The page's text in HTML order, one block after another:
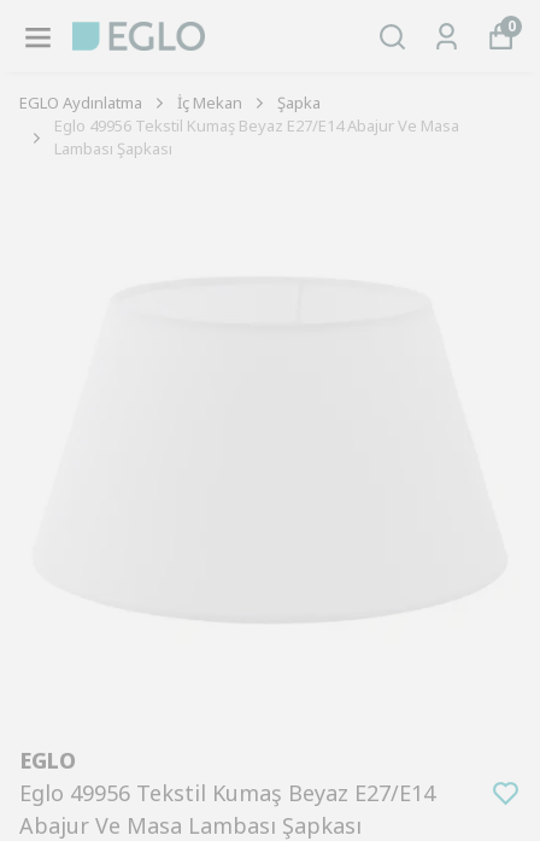
0
EGLO Aydınlatma İç Mekan
Şapka
Eglo 49956 Tekstil Kumaş Beyaz E27/E14 Abajur Ve Masa
Lambası Şapkası
EGLO
Eglo 49956 Tekstil Kumaş Beyaz E27/E14
Abajur Ve Masa Lambası Şapkası